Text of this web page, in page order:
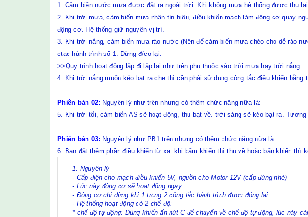
1. Cảm biến nước mưa được đặt ra ngoài trời. Khi không mưa hệ thống được thu
2. Khi trời mưa, cảm biến mưa nhận tín hiệu, điều khiển mạch làm động cơ quay
động cơ. Hệ thống giữ nguyên vị trí.
3. Khi trời nắng, cảm biến mưa ráo nước (Nên để cảm biến mưa chéo cho dễ ráo
ctac hành trình số 1. Dừng đ/co lại.
>>Quy trình hoạt động lặp đi lặp lại như trên phụ thuộc vào trời mưa hay trời nắng.
4. Khi trời nắng muốn kéo bạt ra che thì cần phải sử dụng công tắc điều khiển
Phiên bản 02: Nguyên lý như trên nhưng có thêm chức năng nữa là:
5. Khi trời tối, cảm biến AS sẽ hoạt động, thu bạt về. trời sáng sẽ kéo bạt ra.
Phiên bản 03: Nguyên lý như PB1 trên nhưng có thêm chức năng nữa là:
6. Bạn đặt thêm phần điều khiển từ xa, khi bấm khiển thì thu về hoặc bấn khiển thì
1. Nguyên lý
- Cấp điện cho mạch điều khiển 5V, nguồn cho Motor 12V (cấp đúng nhé)
- Lúc này động cơ sẽ hoạt động ngay
- Động cơ chỉ dừng khi 1 trong 2 công tắc hành trình được đóng lại
- Hệ thống hoạt động có 2 chế độ:
* chế độ tự động: Dùng khiển ấn nút C để chuyển về chế độ tự động, lúc này